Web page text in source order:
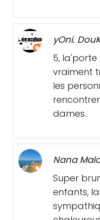
yOni.
5, la'porte
vraiment
les
dames..
Nana
Super
enfants,